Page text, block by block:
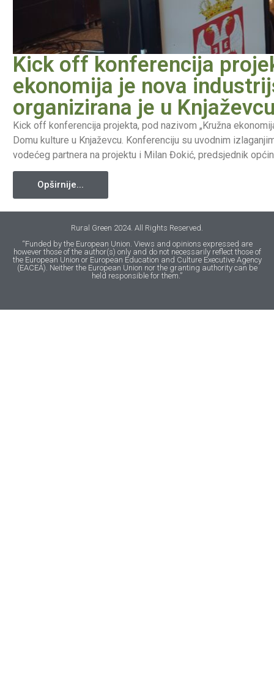
Kick off konferencija
ekonomija je nova
organizirana je u
Kick off konferencija projekta, pod nazivom „Kružna
Domu kulture u Knjaževcu. Konferenciju su uvodnim
vodećeg partnera na projektu i Milan Đokić, predsjednik
Opširnije...
Rural Green 2024. All Rights Reserved.
“Funded by the European Union. Views and opinions expressed are
however those of the author(s) only and do not necessarily reflect those of
the European Union or European Education and Culture Executive Agency
(EACEA). Neither the European Union nor the granting authority can be
held responsible for them.”